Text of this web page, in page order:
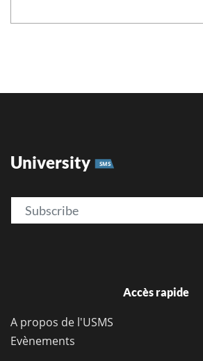
University SMS
Email
Accès rapide
A propos de l'USMS
Evènements